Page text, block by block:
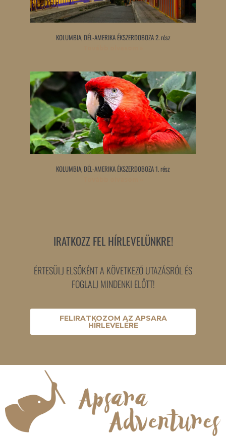
KOLUMBIA, DÉL-AMERIKA ÉKSZERDOBOZA 2. rész
KOLUMBIA, DÉL-AMERIKA ÉKSZERDOBOZA 1. rész
IRATKOZZ FEL HÍRLEVELÜNKRE!
ÉRTESÜLJ ELSŐKÉNT A KÖVETKEZŐ UTAZÁSRÓL ÉS
FOGLALJ MINDENKI ELŐTT!
FELIRATKOZOM AZ APSARA
HÍRLEVELÉRE